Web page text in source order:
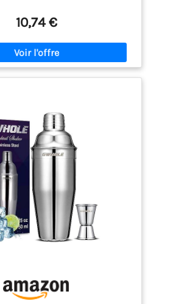
: les deux shakers ont un
parfait Passe au lave-vaisselle
10,74 €